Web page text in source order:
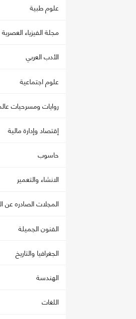
علوم طبية
مجلة الفيزياء العصرية
الأدب العربي
علوم اجتماعية
روايات ومسرحيات
إقتصاد وإدارة مالية
حاسوب
الانشاء والتعمير
المجلات الصادره عن
الفنون الجميلة
الجغرافيا والتاريخ
الهندسة
اللغات